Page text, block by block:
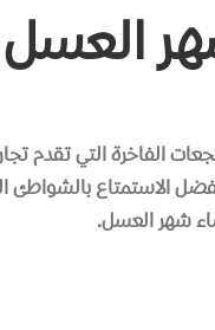
العسل
الفاخرة التي تقدم
بالشواطئ
شهر العسل.